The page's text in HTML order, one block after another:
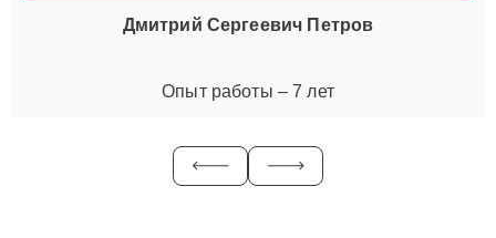
Дмитрий Сергеевич Петров
Опыт работы – 7 лет